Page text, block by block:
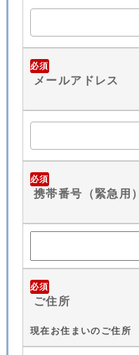
必須
メールアドレス
必須
携帯番号（緊急用）
必須
ご住所
現在お住まいのご住所